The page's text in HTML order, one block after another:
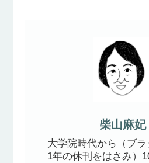
柴山麻妃
大学院時代から（ブ
1年の休刊をはさみ）